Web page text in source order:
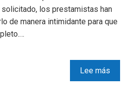
los prestamistas han
de manera intimidante para que
Lee más